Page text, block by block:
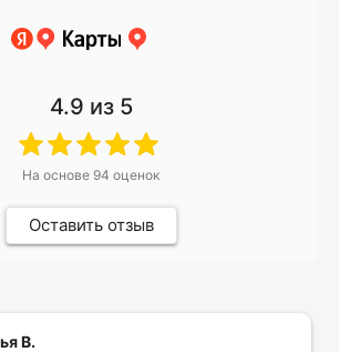
4.9 из 5
На основе 94 оценок
Оставить отзыв
В.